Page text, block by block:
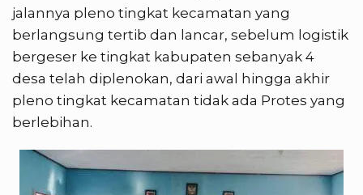
jalannya pleno tingkat kecamatan yang
berlangsung tertib dan lancar, sebelum logistik
bergeser ke tingkat kabupaten sebanyak 4
desa telah diplenokan, dari awal hingga akhir
pleno tingkat kecamatan tidak ada Protes yang
berlebihan.